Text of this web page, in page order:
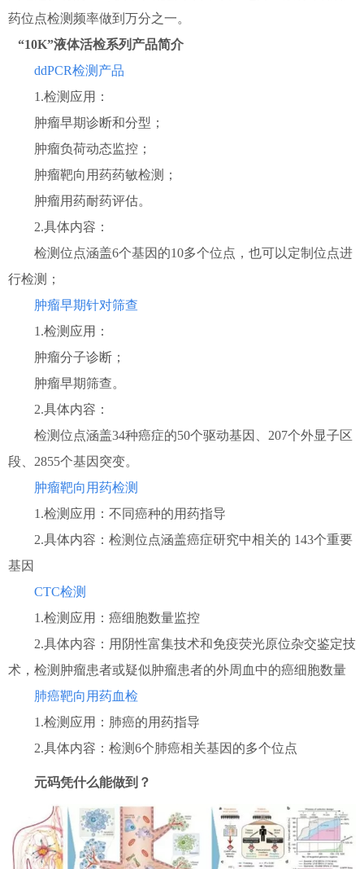
药位点检测频率做到万分之一。
“10K”液体活检系列产品简介
ddPCR检测产品
1.检测应用：
肿瘤早期诊断和分型；
肿瘤负荷动态监控；
肿瘤靶向用药药敏检测；
肿瘤用药耐药评估。
2.具体内容：
检测位点涵盖6个基因的10多个位点，也可以定制位点进
行检测；
肿瘤早期针对筛查
1.检测应用：
肿瘤分子诊断；
肿瘤早期筛查。
2.具体内容：
检测位点涵盖34种癌症的50个驱动基因、207个外显子区
段、2855个基因突变。
肿瘤靶向用药检测
1.检测应用：不同癌种的用药指导
2.具体内容：检测位点涵盖癌症研究中相关的 143个重要
基因
CTC检测
1.检测应用：癌细胞数量监控
2.具体内容：用阴性富集技术和免疫荧光原位杂交鉴定技
术，检测肿瘤患者或疑似肿瘤患者的外周血中的癌细胞数量
肺癌靶向用药血检
1.检测应用：肺癌的用药指导
2.具体内容：检测6个肺癌相关基因的多个位点
元码凭什么能做到？